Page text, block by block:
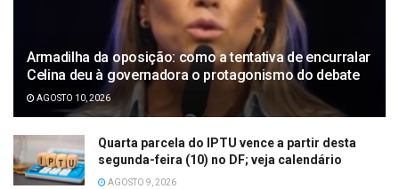
Armadilha da oposição: como a tentativa de encurralar
Celina deu à governadora o protagonismo do debate
AGOSTO 10, 2026
Quarta parcela do IPTU vence a partir desta
segunda-feira (10) no DF; veja calendário
AGOSTO 9, 2026